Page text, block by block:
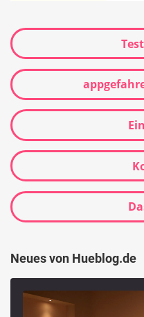
Neues von Hueblog.de